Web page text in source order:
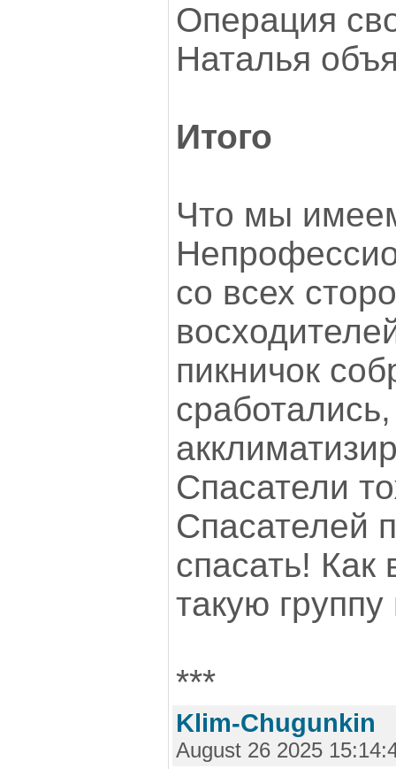
Операция
Наталья
Итого
Что мы
со всех
пикничок
сработались,
Спасатели
Спасателей
спасать!
такую
***
Klim-Chugunkin
August 26 2025